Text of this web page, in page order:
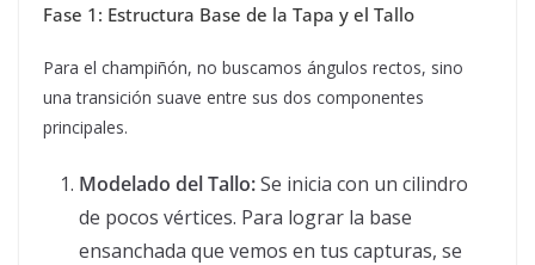
Fase 1: Estructura Base de la Tapa y el Tallo
Para el champiñón, no buscamos ángulos rectos, sino
una transición suave entre sus dos componentes
principales.
Modelado del Tallo:Se inicia con un cilindro
de pocos vértices. Para lograr la base
ensanchada que vemos en tus capturas, se